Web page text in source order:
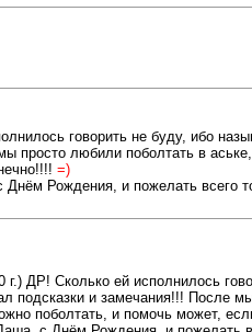
говорить не буду, ибо
просто любили поболтать в
=)
Рождения, и пожелать всего
ДР! Сколько ей исполнилось
подсказки и замечания!!!
поболтать, и помочь может,